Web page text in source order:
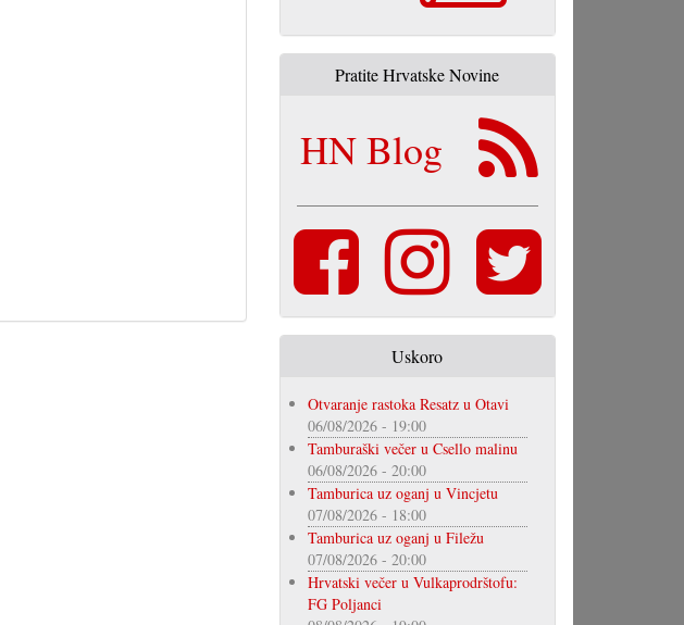
Pratite Hrvatske Novine
HN Blog
Uskoro
Otvaranje rastoka Resatz u Otavi
06/08/2026 - 19:00
Tamburaški večer u Csello malinu
06/08/2026 - 20:00
Tamburica uz oganj u Vincjetu
07/08/2026 - 18:00
Tamburica uz oganj u Filežu
07/08/2026 - 20:00
Hrvatski večer u Vulkaprodrštofu:
FG Poljanci